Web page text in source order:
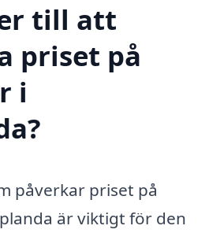
till att
priset på
i
påverkar priset på
är viktigt för den